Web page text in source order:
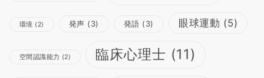
環境 (2) 発声 (3) 発語 (3) 眼球運動 (5)
空間認識能力 (2) 臨床心理士 (11)